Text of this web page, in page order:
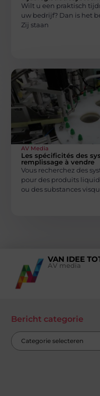
Wilt u een praktisch
uw bedrijf? Dan is het
Zij staan
AV Media
Les spécificités des
remplissage à vendre
Vous recherchez des
pour des produits
ou des substances
VAN IDEE
AV media
Bericht categorie